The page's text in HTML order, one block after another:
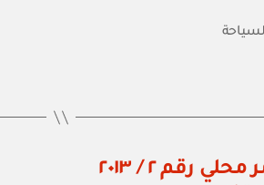
مكتب وزير الدولة ومحافظ ظفار: أمر محلي رقم ٢ / ٢٠١٣